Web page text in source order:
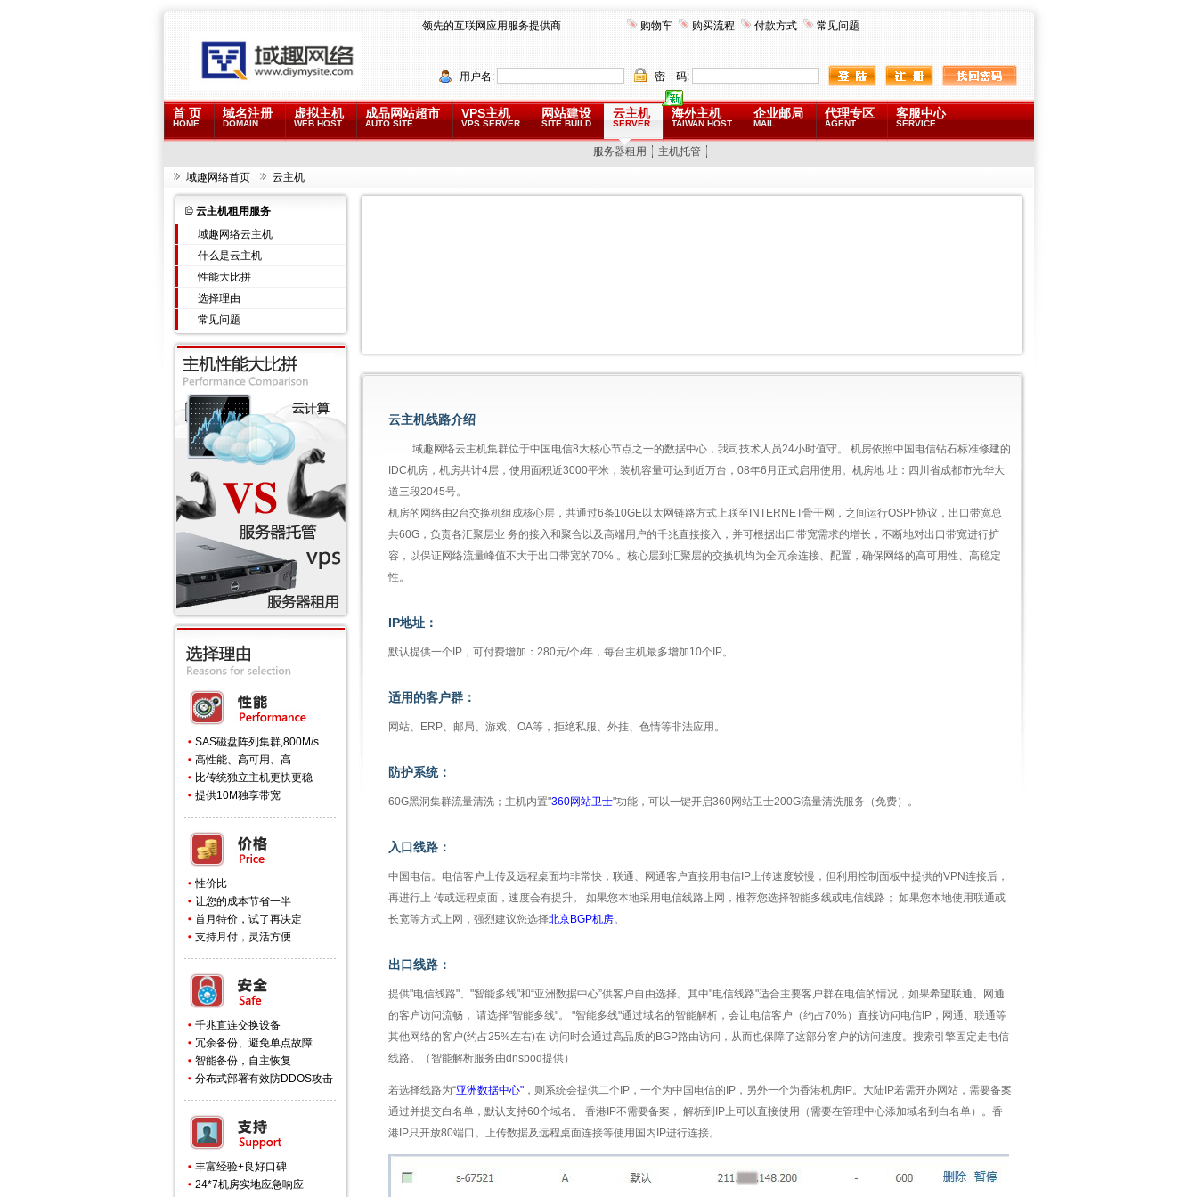
领先的互联网应用服务提供商 购物车 购买流程 付款方式 常见问题
用户名: 密 码:
首 页
HOME
域名注册
DOMAIN
虚拟主机
WEB HOST
成品网站超市
AUTO SITE
VPS主机
VPS SERVER
网站建设
SITE BUILD
云主机
SERVER
海外主机
TAIWAN HOST
企业邮局
MAIL
代理专区
AGENT
客服中心
SERVICE
服务器租用 主机托管
域趣网络首页 云主机
云主机租用服务
域趣网络云主机
什么是云主机
性能大比拼
选择理由
常见问题
SAS磁盘阵列集群,800M/s
高性能、高可用、高
比传统独立主机更快更稳
提供10M独享带宽
性价比
让您的成本节省一半
首月特价，试了再决定
支持月付，灵活方便
千兆直连交换设备
冗余备份、避免单点故障
智能备份，自主恢复
分布式部署有效防DDOS攻击
丰富经验+良好口碑
24*7机房实地应急响应
云主机线路介绍
域趣网络云主机集群位于中国电信8大核心节点之一的数据中心，我司技术人员24小时值守。 机房依照中国电信钻石标准修建的
IDC机房，机房共计4层，使用面积近3000平米，装机容量可达到近万台，08年6月正式启用使用。机房地 址：四川省成都市光华大
道三段2045号。
机房的网络由2台交换机组成核心层，共通过6条10GE以太网链路方式上联至INTERNET骨干网，之间运行OSPF协议，出口带宽总
共60G，负责各汇聚层业 务的接入和聚合以及高端用户的千兆直接接入，并可根据出口带宽需求的增长，不断地对出口带宽进行扩
容，以保证网络流量峰值不大于出口带宽的70% 。核心层到汇聚层的交换机均为全冗余连接、配置，确保网络的高可用性、高稳定
性。
IP地址：
默认提供一个IP，可付费增加：280元/个/年，每台主机最多增加10个IP。
适用的客户群：
网站、ERP、邮局、游戏、OA等，拒绝私服、外挂、色情等非法应用。
防护系统：
60G黑洞集群流量清洗；主机内置"360网站卫士"功能，可以一键开启360网站卫士200G流量清洗服务（免费）。
入口线路：
中国电信。电信客户上传及远程桌面均非常快，联通、网通客户直接用电信IP上传速度较慢，但利用控制面板中提供的VPN连接后，
再进行上 传或远程桌面，速度会有提升。 如果您本地采用电信线路上网，推荐您选择智能多线或电信线路； 如果您本地使用联通或
长宽等方式上网，强烈建议您选择北京BGP机房。
出口线路：
提供"电信线路"、"智能多线"和“亚洲数据中心”供客户自由选择。其中"电信线路"适合主要客户群在电信的情况，如果希望联通、网通
的客户访问流畅， 请选择"智能多线"。 "智能多线"通过域名的智能解析，会让电信客户（约占70%）直接访问电信IP，网通、联通等
其他网络的客户(约占25%左右)在 访问时会通过高品质的BGP路由访问，从而也保障了这部分客户的访问速度。搜索引擎固定走电信
线路。（智能解析服务由dnspod提供）
若选择线路为“亚洲数据中心"，则系统会提供二个IP，一个为中国电信的IP，另外一个为香港机房IP。大陆IP若需开办网站，需要备案
通过并提交白名单，默认支持60个域名。 香港IP不需要备案， 解析到IP上可以直接使用（需要在管理中心添加域名到白名单）。香
港IP只开放80端口。上传数据及远程桌面连接等使用国内IP进行连接。